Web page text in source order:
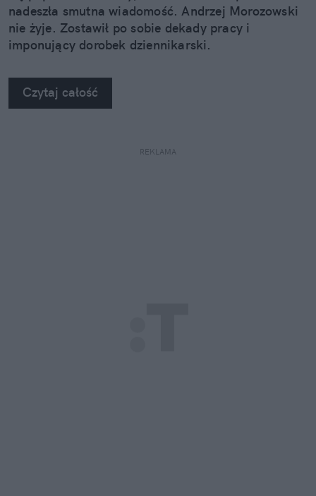
nadeszła smutna wiadomość. Andrzej Morozowski
nie żyje. Zostawił po sobie dekady pracy i
imponujący dorobek dziennikarski.
Czytaj całość
REKLAMA